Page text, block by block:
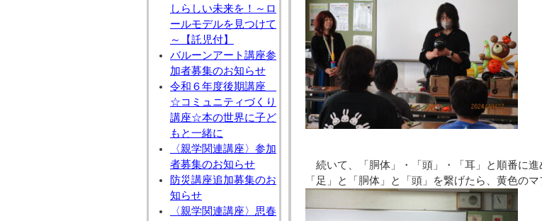
しらしい未来を！～ロ
ールモデルを見つけて
～【託児付】
バルーンアート講座参
加者募集のお知らせ
令和６年度後期講座
☆コミュニティづくり
講座☆本の世界に子ど
もと一緒に
〈親学関連講座〉参加
者募集のお知らせ
防災講座追加募集のお
知らせ
〈親学関連講座〉思春
続いて、「胴体」・「頭」・「耳」と順番に進
「足」と「胴体」と「頭」を繋げたら、黄色のマ